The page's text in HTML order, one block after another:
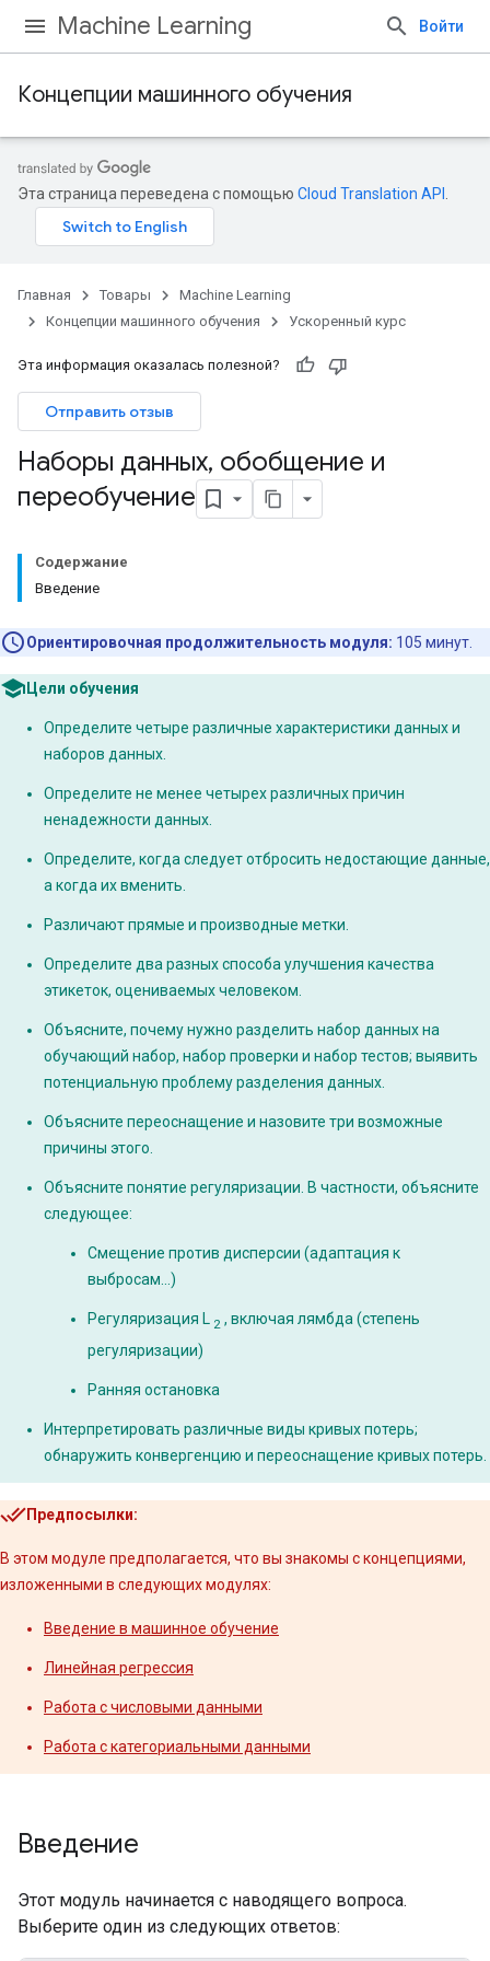
Machine Learning Войти
Концепции машинного обучения
Эта страница переведена с помощью Cloud Translation API
Главная Товары
Machine Learning
Концепции машинного обучения
Ускоренный курс
Эта информация оказалась полезной?
Отправить отзыв
Наборы данных, обобщение и
переобучение
Содержание
Введение
Ориентировочная продолжительность модуля: 105 минут.
Цели обучения
Определите четыре различные характеристики данных и
наборов данных.
Определите не менее четырех различных причин
ненадежности данных.
Определите, когда следует отбросить недостающие данные,
а когда их вменить.
Различают прямые и производные метки.
Определите два разных способа улучшения качества
этикеток, оцениваемых человеком.
Объясните, почему нужно разделить набор данных на
обучающий набор, набор проверки и набор тестов; выявить
потенциальную проблему разделения данных.
Объясните переоснащение и назовите три возможные
причины этого.
Объясните понятие регуляризации. В частности, объясните
следующее:
Смещение против дисперсии (адаптация к
выбросам…)
Регуляризация L 2 , включая лямбда (степень
регуляризации)
Ранняя остановка
Интерпретировать различные виды кривых потерь;
обнаружить конвергенцию и переоснащение кривых потерь.
Предпосылки:
В этом модуле предполагается, что вы знакомы с концепциями,
изложенными в следующих модулях:
Введение в машинное обучение
Линейная регрессия
Работа с числовыми данными
Работа с категориальными данными
Введение
Этот модуль начинается с наводящего вопроса.
Выберите один из следующих ответов: